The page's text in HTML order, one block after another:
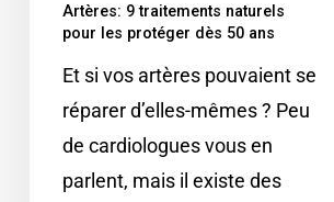
Artères: 9 traitements naturels
pour les protéger dès 50 ans
Et si vos artères pouvaient se
réparer d’elles-mêmes ? Peu
de cardiologues vous en
parlent, mais il existe des